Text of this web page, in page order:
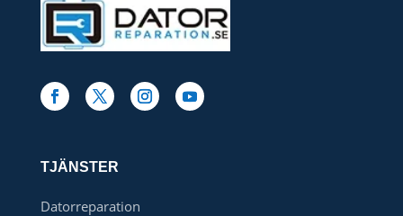
TJÄNSTER
Datorreparation